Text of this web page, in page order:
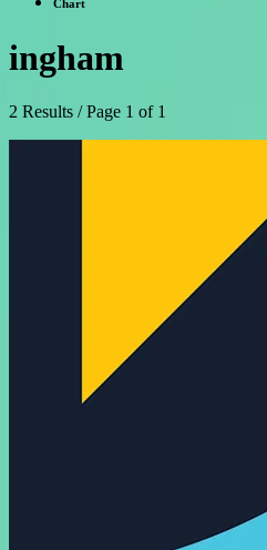
Chart
ingham
2 Results / Page 1 of 1